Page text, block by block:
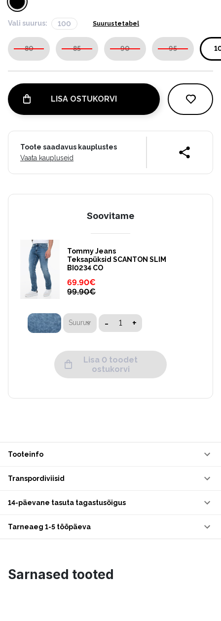
Vali suurus: 100 Suurustetabel
80 85 90 95
LISA OSTUKORVI
Toote saadavus kauplustes
Vaata kaupluseid
Soovitame
Tommy Jeans
Teksapüksid SCANTON SLIM
BI0234 CO
69.90€
99.90€
Suurus - +
Lisa 0 toodet
ostukorvi
Tooteinfo
Transpordiviisid
14-päevane tasuta tagastusõigus
Tarneaeg 1-5 tööpäeva
Sarnased tooted